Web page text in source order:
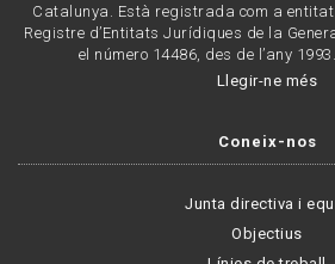
Catalunya. Està registrada com a
Registre d’Entitats Jurídiques de la
el número 14486, des de l’any
Llegir-ne més
Coneix-nos
Junta directiva i
Objectius